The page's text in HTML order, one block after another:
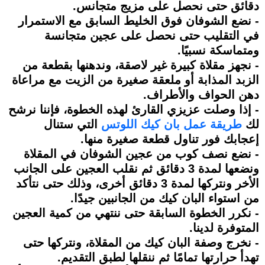
دقائق حتى نحصل على مزيج متجانس.
- نضع الشوفان فوق الخليط السابق مع الاستمرار
في التقليب حتى نحصل على عجين متجانسة
ومتماسكة نسبيًا.
- نجهز مقلاة كبيرة غير لاصقة، وندهنها بقطعة من
الزبد المذابة أو ملعقة صغيرة من الزيت مع مراعاة
دهن الحواف والأطراف.
- إذا وصلت عزيزي القارئ لهذه الخطوة، فإننا نرشح
لك طريقة عمل بان كيك اللوتس التي ستنال
إعجابك فور تناول قطعة صغيرة منها.
- نضع نصف كوب من عجين الشوفان في المقلاة
ونضعها لمدة 3 دقائق ثم نقلب العجين على الجانب
الأخر ونتركها لمدة 3 دقائق أخرى، وذلك حتى نتأكد
من استواء البان كيك من الجانبين جيدًا.
- نكرر الخطوة السابقة حتى ننتهي من كمية العجين
المتوفرة لدينا.
- نخرج وصفة البان كيك من المقلاة، ونتركها حتى
تهدأ حرارتها تمامًا ثم ننقلها لطبق التقديم.